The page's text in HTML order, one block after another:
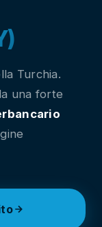
Turchia.
una forte